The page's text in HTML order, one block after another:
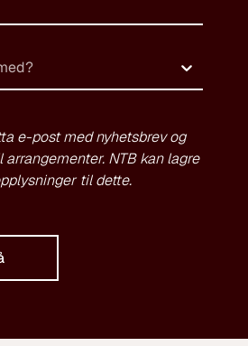
e-post med nyhetsbrev og
NTB kan lagre
til dette.